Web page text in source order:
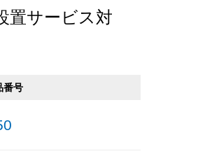
置サービス対
番号